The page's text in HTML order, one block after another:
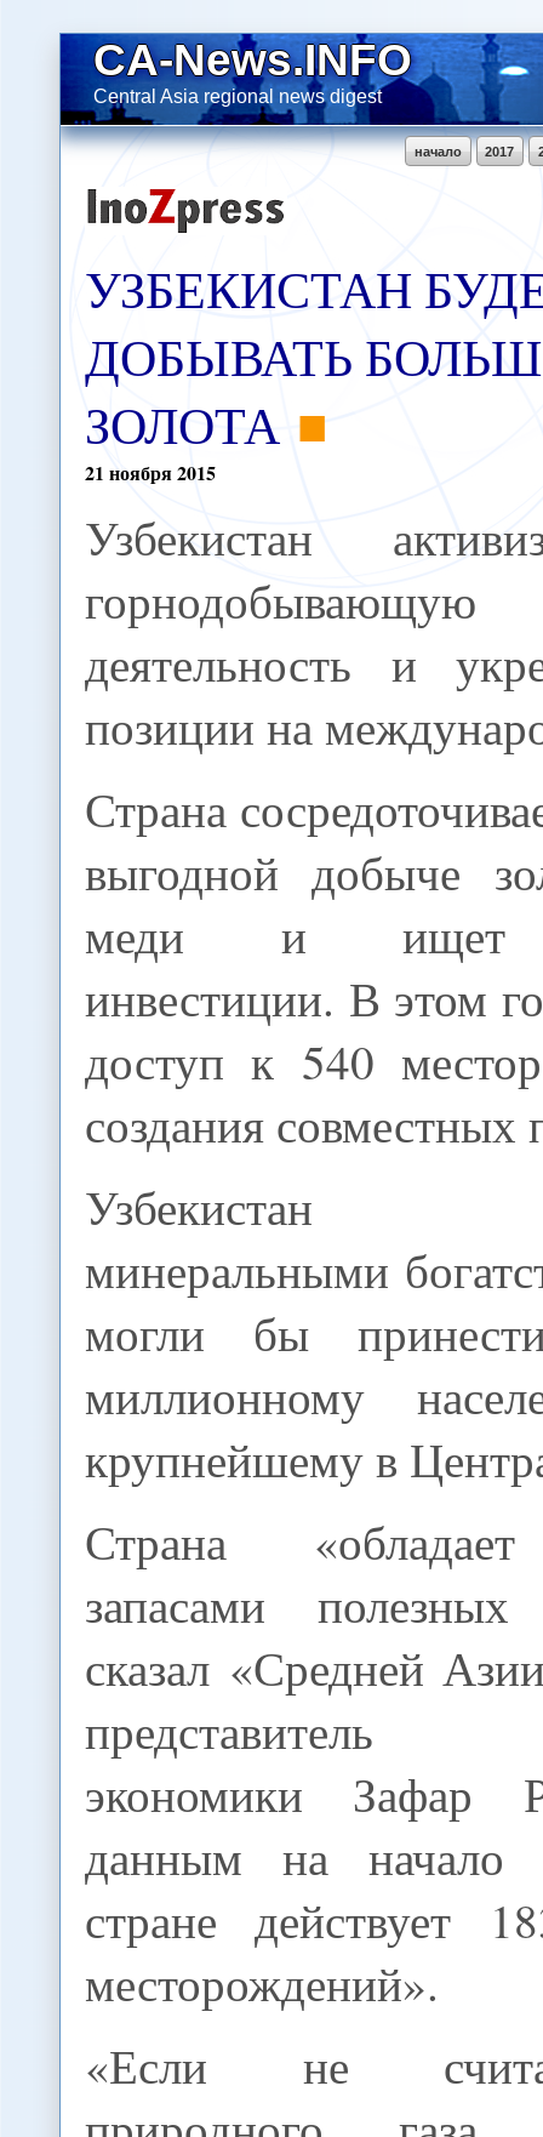
CA-News.INFO
Central Asia regional news digest
2017
начало
УЗБЕКИСТАН
ДОБЫВАТЬ
ЗОЛОТА
21 ноября2015
Узбекистан
горнодобывающую
деятельность и
позиции на
Страна
выгодной добыче
меди и ищет
инвестиции. В этом
доступ к 540
создания совместных
Узбекистан
минеральными
могли бы
миллионному
крупнейшему в
Страна
запасами полезных
сказал «Средней
представитель
экономики Зафар
данным на начало
стране действует
месторождений».
«Если не